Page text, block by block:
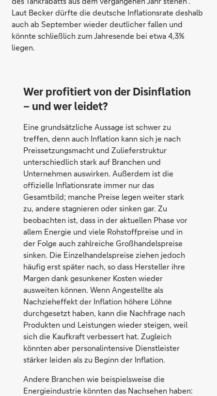
Laut Becker dürfte die deutsche Inflationsrate deshalb
auch ab September wieder deutlicher fallen und
könnte schließlich zum Jahresende bei etwa 4,3%
liegen.
Wer profitiert von der Disinflation
– und wer leidet?
Eine grundsätzliche Aussage ist schwer zu
treffen, denn auch Inflation kann sich je nach
Preissetzungsmacht und Zulieferstruktur
unterschiedlich stark auf Branchen und
Unternehmen auswirken. Außerdem ist die
offizielle Inflationsrate immer nur das
Gesamtbild; manche Preise legen weiter stark
zu, andere stagnieren oder sinken gar. Zu
beobachten ist, dass in der aktuellen Phase vor
allem Energie und viele Rohstoffpreise und in
der Folge auch zahlreiche Großhandelspreise
sinken. Die Einzelhandelspreise ziehen jedoch
häufig erst später nach, so dass Hersteller ihre
Margen dank gesunkener Kosten wieder
ausweiten können. Wenn Angestellte als
Nachzieheffekt der Inflation höhere Löhne
durchgesetzt haben, kann die Nachfrage nach
Produkten und Leistungen wieder steigen, weil
sich die Kaufkraft verbessert hat. Zugleich
könnten aber personalintensive Dienstleister
stärker leiden als zu Beginn der Inflation.
Andere Branchen wie beispielsweise die
Energieindustrie könnten das Nachsehen haben: